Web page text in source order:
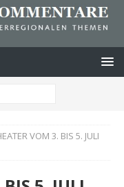
VOM 3. BIS 5. JULI